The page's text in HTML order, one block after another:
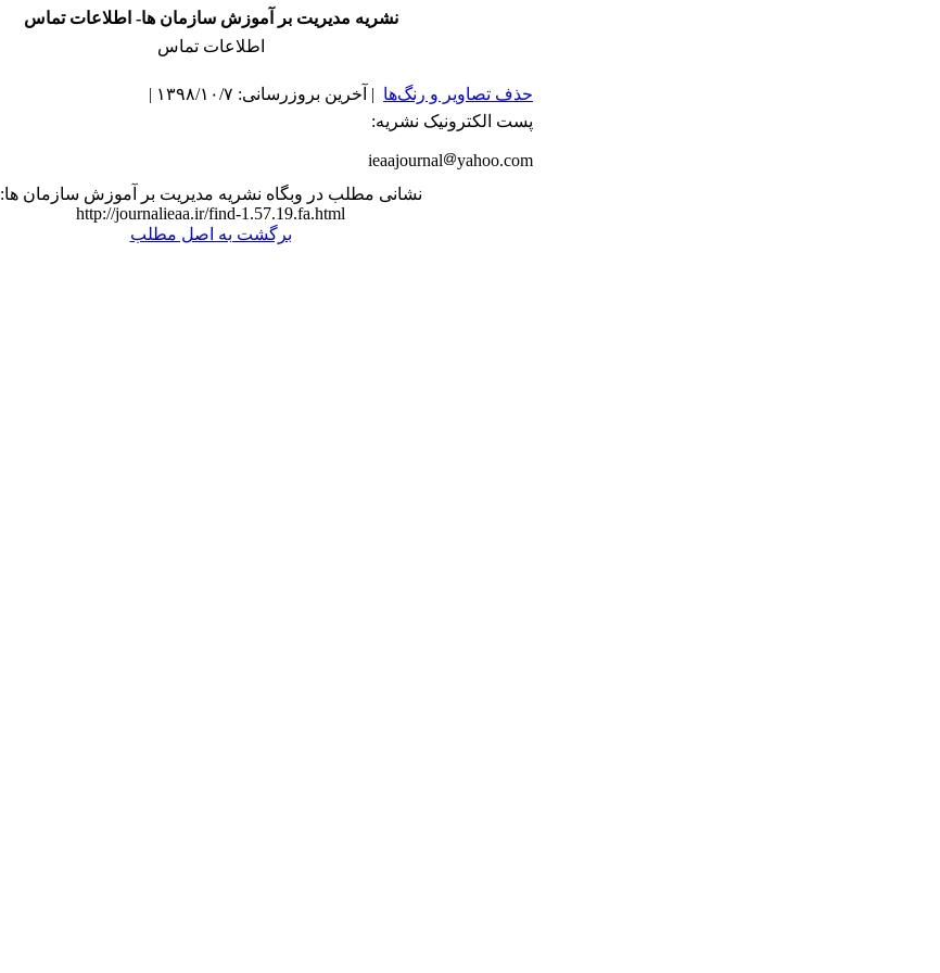
نشریه مدیریت بر آموزش سازمان ها- اطلاعات تماس
اطلاعات تماس
حذف تصاویر و رنگ‌ها | آخرین بروزرسانی: ۱۳۹۸/۱۰/۷ |
پست الکترونیک نشریه:
ieaajournal
yahoo.com
نشانی مطلب در وبگاه نشریه مدیریت بر آموزش سازمان ها:
http://journalieaa.ir/find-1.57.19.fa.html
برگشت به اصل مطلب